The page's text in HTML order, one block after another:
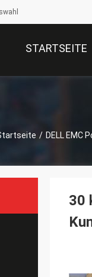
STARTSEITE
/ DELL EMC
30